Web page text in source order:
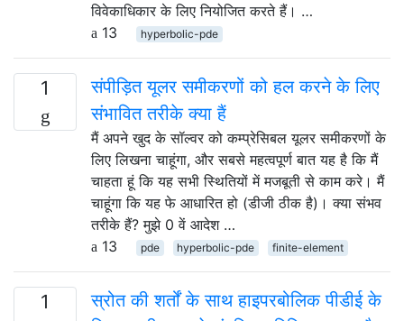
विवेकाधिकार के लिए नियोजित करते हैं। …
13
hyperbolic-pde
1
संपीड़ित यूलर समीकरणों को हल करने के लिए
संभावित तरीके क्या हैं
मैं अपने खुद के सॉल्वर को कम्प्रेसिबल यूलर समीकरणों के
लिए लिखना चाहूंगा, और सबसे महत्वपूर्ण बात यह है कि मैं
चाहता हूं कि यह सभी स्थितियों में मजबूती से काम करे। मैं
चाहूंगा कि यह फे आधारित हो (डीजी ठीक है)। क्या संभव
तरीके हैं? मुझे 0 वें आदेश …
13
pde hyperbolic-pde finite-element
1
स्रोत की शर्तों के साथ हाइपरबोलिक पीडीई के